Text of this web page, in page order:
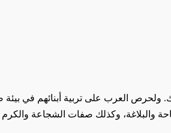
العرب على تربية أبنائهم في بيئة
وكذلك صفات الشجاعة والكرم